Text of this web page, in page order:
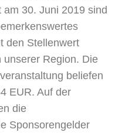
30. Juni 2019 sind
den Stellenwert
unserer Region. Die
beliefen
EUR. Auf der
die
Sponsorengelder